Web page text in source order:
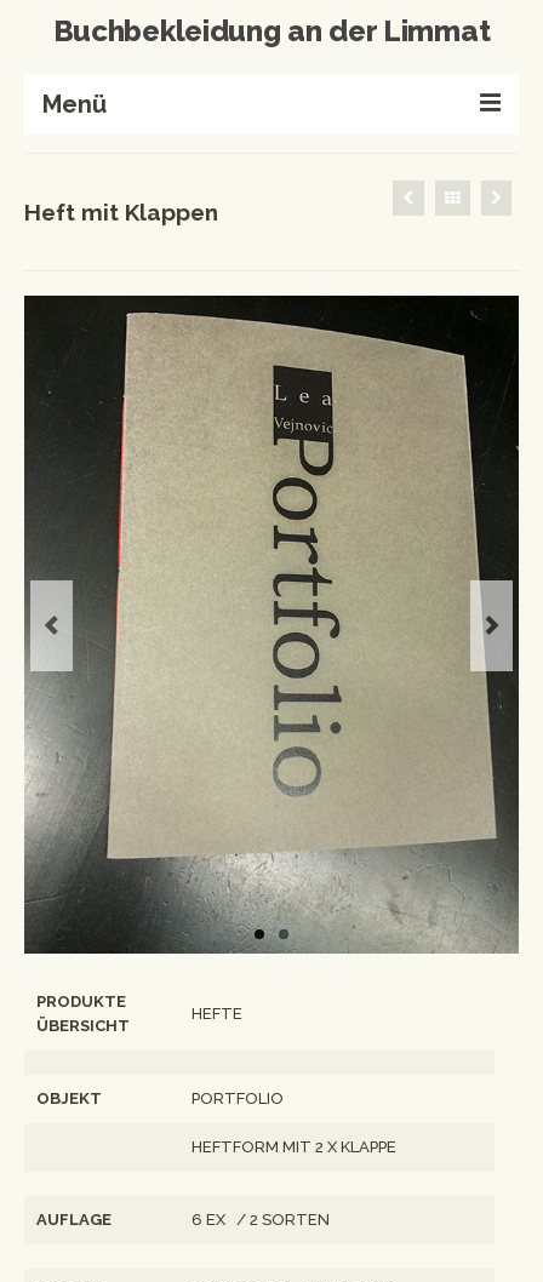
Buchbekleidung an der Limmat
Menü
Buchbinderei
Wissenswertes
Kontakt
Produkte von A-Z
Events & Workshops
Events
Workshops
Newsletter
Impressum
Datenschutzerklärung
Heft mit Klappen
PRODUKTE
ÜBERSICHT
HEFTE
OBJEKT PORTFOLIO
HEFTFORM MIT 2 X KLAPPE
AUFLAGE 6 EX / 2 SORTEN